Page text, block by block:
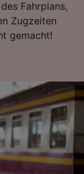
Fahrplans,
Zugzeiten
gemacht!
von